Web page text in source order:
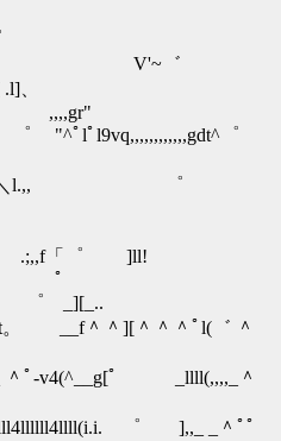
V'~゛
、
lﾟl9vq,,,,,,,,,,,,gdt^゜
゜
「゜ ]ll!
ﾟ
、 ゜ _][_..
][＾＾＾ﾟl(゛ ＾
ﾟ _llll(,,,,_＾
゜ ],,_ _＾ﾟﾟ